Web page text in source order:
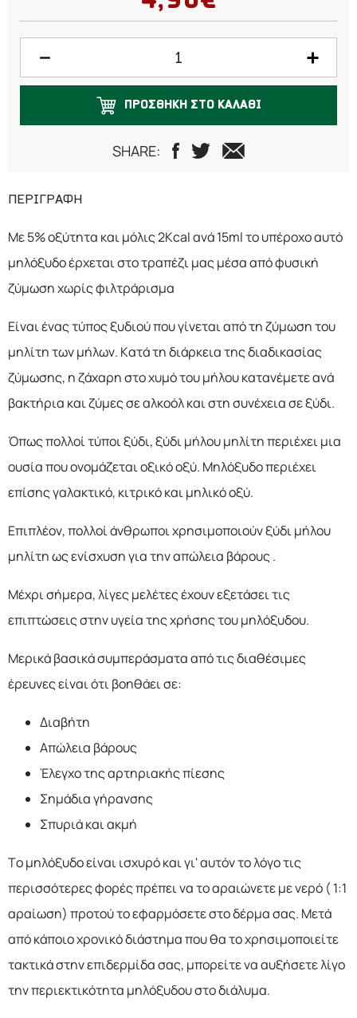
ΠΡΟΣΘΗΚΗ ΣΤΟ ΚΑΛΑΘΙ
SHARE:
ΠΕΡΙΓΡΑΦΗ
Με 5% οξύτητα και μόλις 2Kcal ανά 15ml το υπέροχο αυτό
μηλόξυδο έρχεται στο τραπέζι μας μέσα από φυσική
ζύμωση χωρίς φιλτράρισμα
Είναι ένας τύπος ξυδιού που γίνεται από τη ζύμωση του
μηλίτη των μήλων. Κατά τη διάρκεια της διαδικασίας
ζύμωσης, η ζάχαρη στο χυμό του μήλου κατανέμετε ανά
βακτήρια και ζύμες σε αλκοόλ και στη συνέχεια σε ξύδι.
Όπως πολλοί τύποι ξύδι, ξύδι μήλου μηλίτη περιέχει μια
ουσία που ονομάζεται οξικό οξύ. Μηλόξυδο περιέχει
επίσης γαλακτικό, κιτρικό και μηλικό οξύ.
Επιπλέον, πολλοί άνθρωποι χρησιμοποιούν ξύδι μήλου
μηλίτη ως ενίσχυση για την απώλεια βάρους .
Μέχρι σήμερα, λίγες μελέτες έχουν εξετάσει τις
επιπτώσεις στην υγεία της χρήσης του μηλόξυδου.
Μερικά βασικά συμπεράσματα από τις διαθέσιμες
έρευνες είναι ότι βοηθάει σε:
Διαβήτη
Απώλεια βάρους
Έλεγχο της αρτηριακής πίεσης
Σημάδια γήρανσης
Σπυριά και ακμή
Το μηλόξυδο είναι ισχυρό και γι' αυτόν το λόγο τις
περισσότερες φορές πρέπει να το αραιώνετε με νερό ( 1:1
αραίωση) προτού το εφαρμόσετε στο δέρμα σας. Μετά
από κάποιο χρονικό διάστημα που θα το χρησιμοποιείτε
τακτικά στην επιδερμίδα σας, μπορείτε να αυξήσετε λίγο
την περιεκτικότητα μηλόξυδου στο διάλυμα.